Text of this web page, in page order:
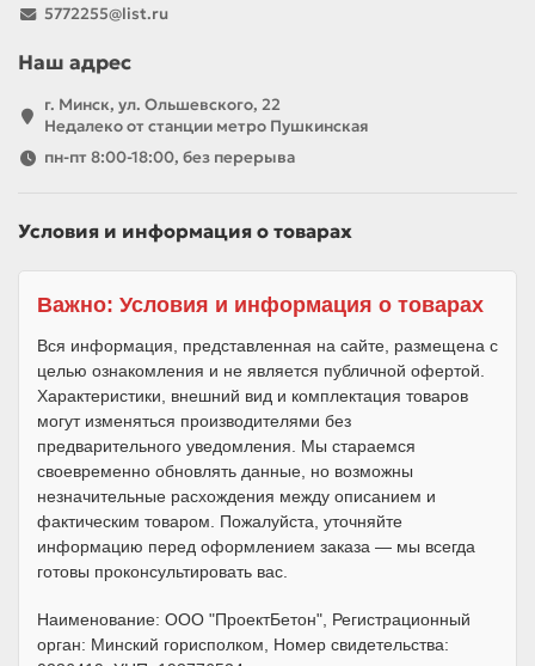
5772255@list.ru
Наш адрес
г. Минск, ул. Ольшевского, 22
Недалеко от станции метро Пушкинская
пн-пт 8:00-18:00, без перерыва
Условия и информация о товарах
Важно: Условия и информация о товарах
Вся информация, представленная на сайте, размещена с
целью ознакомления и не является публичной офертой.
Характеристики, внешний вид и комплектация товаров
могут изменяться производителями без
предварительного уведомления. Мы стараемся
своевременно обновлять данные, но возможны
незначительные расхождения между описанием и
фактическим товаром. Пожалуйста, уточняйте
информацию перед оформлением заказа — мы всегда
готовы проконсультировать вас.
Наименование: ООО "ПроектБетон", Регистрационный
орган: Минский горисполком, Номер свидетельства: